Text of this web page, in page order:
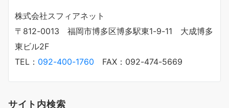
株式会社スフィアネット
〒812-0013 福岡市博多区博多駅東1-9-11 大成博多
東ビル2F
TEL： 092-400-1760 FAX：092-474-5669
サイト内検索